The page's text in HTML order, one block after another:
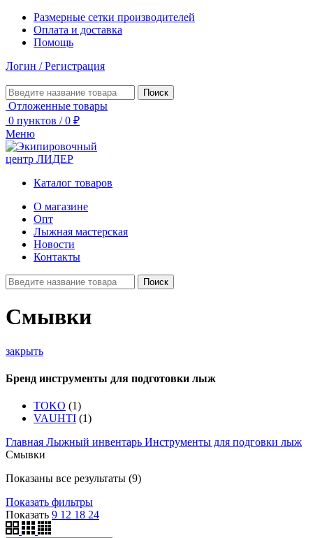
Размерные сетки производителей
Оплата и доставка
Помощь
Логин / Регистрация
Поиск
Отложенные товары
0 пунктов / 0 ₽
Меню
Каталог товаров
О магазине
Опт
Лыжная мастерская
Новости
Контакты
Поиск
Смывки
закрыть
Бренд инструменты для подготовки лыж
TOKO (1)
VAUHTI (1)
Главная Лыжный инвентарь Инструменты для подговки лыж
Смывки
Показаны все результаты (9)
Показать фильтры
Показать 9 12 18 24